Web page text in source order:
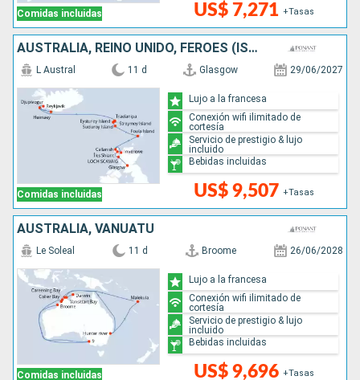
Comidas incluidas US$ 7,271 +Tasas
AUSTRALIA, REINO UNIDO, FÉROES (ISLAS), ISLANDIA
Comidas incluidas
L Austral 11 d Glasgow 29/06/2027
US$ 9,507 +Tasas
Lujo a la francesa
Conexión wifi ilimitado de
cortesía
Servicio de prestigio & lujo
incluido
Bebidas incluidas
AUSTRALIA, VANUATU
Comidas incluidas
Le Soleal 11 d Broome 26/06/2028
US$ 9,696 +Tasas
Lujo a la francesa
Conexión wifi ilimitado de
cortesía
Servicio de prestigio & lujo
incluido
Bebidas incluidas